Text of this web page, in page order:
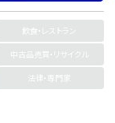
飲食・レストラン
中古品売買・リサイクル
法律・専門家